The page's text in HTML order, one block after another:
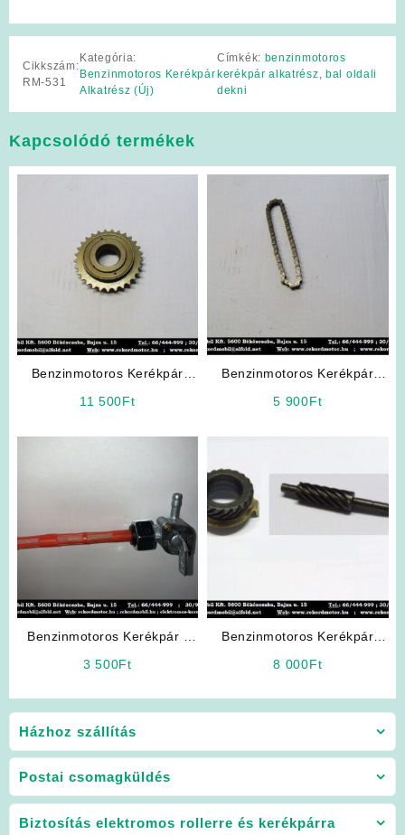
Házhoz szállítás
Postai csomagküldés
Biztosítás elektromos rollerre és kerékpárra
Cikkszám:
RM-531
Kategória:
Benzinmotoros Kerékpár
Alkatrész (Új)
Címkék: benzinmotoros
kerékpár alkatrész, bal oldali
dekni
Kapcsolódó termékek
Benzinmotoros Kerékpár
11 500Ft
Benzinmotoros Kerékpár
5 900Ft
Benzinmotoros Kerékpár /
3 500Ft
Benzinmotoros Kerékpár
8 000Ft